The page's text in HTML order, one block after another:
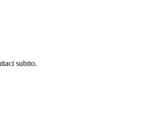
subito.